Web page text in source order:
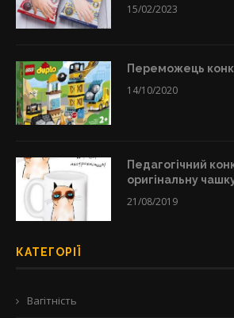
15/02/2023
Переможець
14/10/2020
Педагогічний
оригінальну
21/08/2019
КАТЕГОРІЇ
Вагітність